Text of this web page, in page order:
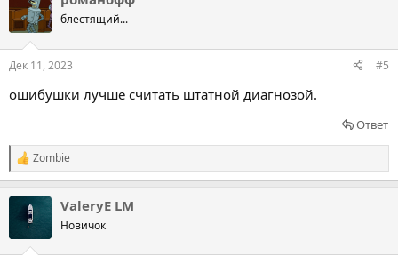
блестящий...
Дек 11, 2023 #5
ошибушки лучше считать штатной диагнозой.
Ответ
Р
е
ц
Zombie
ValeryE LM
Новичок